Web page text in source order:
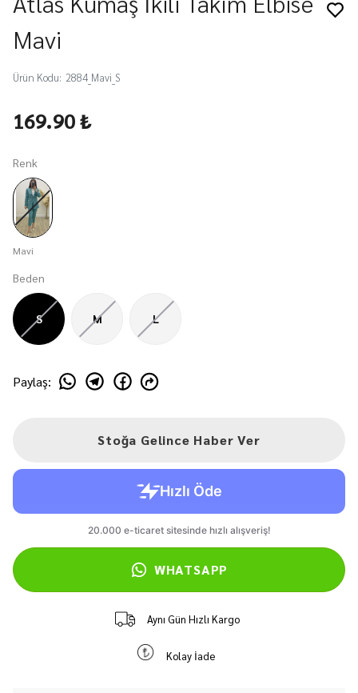
Mavi
Ürün Kodu: 2884_Mavi_S
169.90 ₺
Renk
Mavi
Beden
S M L
Paylaş:
Stoğa Gelince Haber Ver
WHATSAPP
Aynı Gün Hızlı Kargo
Kolay İade